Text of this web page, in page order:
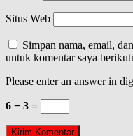
Situs Web
Simpan nama, email,
untuk komentar saya
Please enter an answer in
6 − 3 =